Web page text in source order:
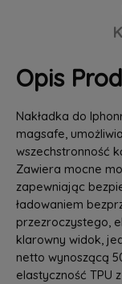
Cena nie zawiera
Opis
Nakładka do
magsafe,
wszechstronność
Zawiera mocne
zapewniając
ładowaniem
przezroczystego,
klarowny widok,
netto wynoszącą
elastyczność TPU